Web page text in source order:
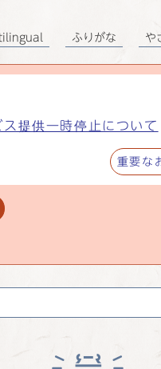
提供一時停止について
重要な
ふりがな や